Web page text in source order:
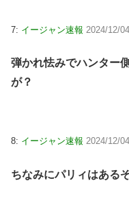
7: イージャン速報 2024/12/
弾かれ怯みでハンター
が？
8: イージャン速報 2024/12/
ちなみにパリィはある